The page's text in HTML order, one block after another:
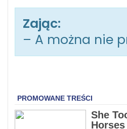
Zając:
– A można nie